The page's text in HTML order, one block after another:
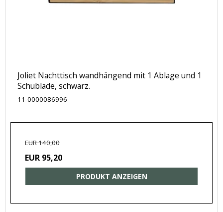
Joliet Nachttisch wandhängend mit 1 Ablage und 1
Schublade, schwarz.
11-0000086996
EUR 140,00
EUR 95,20
PRODUKT ANZEIGEN